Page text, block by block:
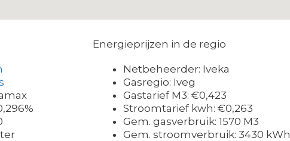
Energieprijzen in de regio
Netbeheerder: Iveka
Gasregio: Iveg
Gastarief M3: €0,423
Stroomtarief kwh: €0,263
Gem. gasverbruik: 1570 M3
Gem. stroomverbruik: 3430 kWh